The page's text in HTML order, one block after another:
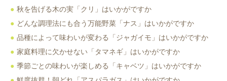
秋を告げる木の実「クリ」はいかがですか
どんな調理法にも合う万能野菜「ナス」はいかがですか
品種によって味わいが変わる「ジャガイモ」はいかがですか
家庭料理に欠かせない「タマネギ」はいかがですか
季節ごとの味わいが楽しめる「キャベツ」はいかがですか